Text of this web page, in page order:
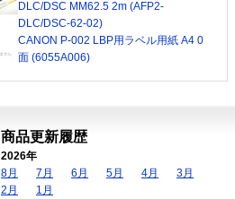
DLC/DSC MM62.5 2m (AFP2-
DLC/DSC-62-02)
CANON P-002 LBP用ラベル用紙 A4 0
面 (6055A006)
商品更新履歴
2026年
8月
7月 6月 5月 4月
3月
2月
1月